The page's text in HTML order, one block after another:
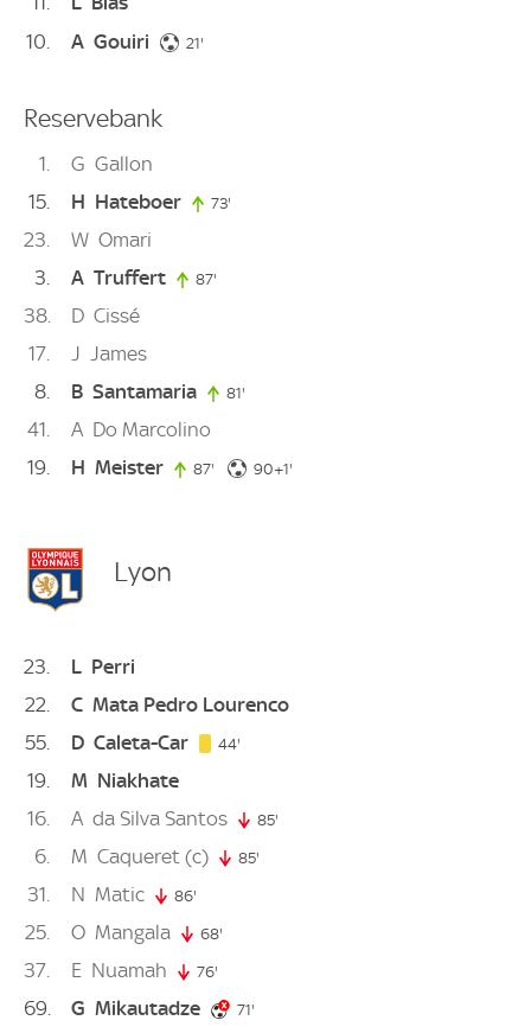
10
A Gouiri 21'
Reservebank
1 G Gallon
15
H Hateboer 73'
23 W Omari
3
A Truffert 87'
38 D Cissé
17
J James
8
B Santamaria 81'
41 A Do Marcolino
19
H Meister 87' 87. minute
90+1'
Lyon
23 L Perri
22
C Mata Pedro Lourenco
55
D Caleta-Car 44'
19 M Niakhate
16
A da Silva Santos 85'
6 M Caqueret (c) 85'
31 N Matic 86'
25 O Mangala 68'
37 E Nuamah 76'
69 G Mikautadze 71'